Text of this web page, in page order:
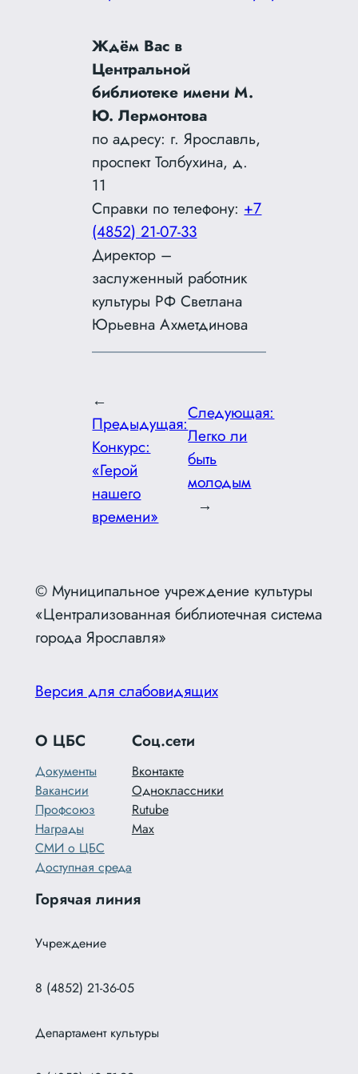
Ждём Вас в
Центральной
библиотеке имени М.
Ю. Лермонтова
по адресу: г. Ярославль,
проспект Толбухина, д.
11
Справки по телефону: +7
(4852) 21-07-33
Директор –
заслуженный работник
культуры РФ Светлана
Юрьевна Ахметдинова
←
Предыдущая:
Конкурс:
«Герой
нашего
времени»
Следующая:
Легко ли
быть
молодым
→
© Муниципальное учреждение культуры
«Централизованная библиотечная система
города Ярославля»
Версия для слабовидящих
О ЦБС
Документы
Вакансии
Профсоюз
Награды
СМИ о ЦБС
Доступная среда
Соц.сети
Вконтакте
Одноклассники
Rutube
Max
Горячая линия
Учреждение
8 (4852) 21-36-05
Департамент культуры